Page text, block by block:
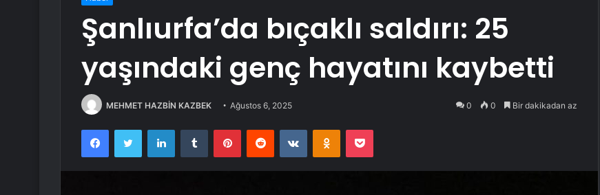
Şanlıurfa’da bıçaklı saldırı: 25
yaşındaki genç hayatını kaybetti
MEHMET HAZBİN KAZBEK Ağustos 6, 2025 0 0 Bir dakikadan az
FacebookTwitter LinkedInTumblr PinterestReddit VKontakteOdnoklassniki
Pocket